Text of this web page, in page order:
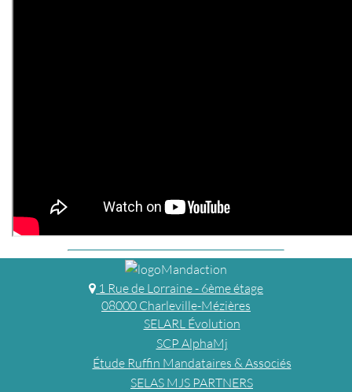
1 Rue de Lorraine - 6ème étage
08000 Charleville-Mézières
SELARL Évolution
SCP AlphaMj
Étude Ruffin Mandataires & Associés
SELAS MJS PARTNERS